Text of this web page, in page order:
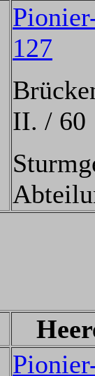
127
II. / 60